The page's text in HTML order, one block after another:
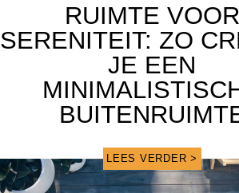
RUIMTE VOOR
SERENITEIT: ZO
JE EEN
LEES VERDER >